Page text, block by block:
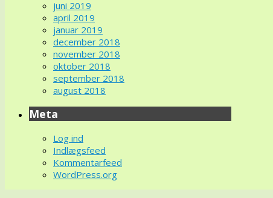
juni 2019
april 2019
januar 2019
december 2018
november 2018
oktober 2018
september 2018
august 2018
Meta
Log ind
Indlægsfeed
Kommentarfeed
WordPress.org